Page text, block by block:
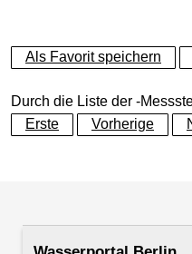
+
−
Als Favorit speichern
Durch die Liste der -
Erste
Vorherige